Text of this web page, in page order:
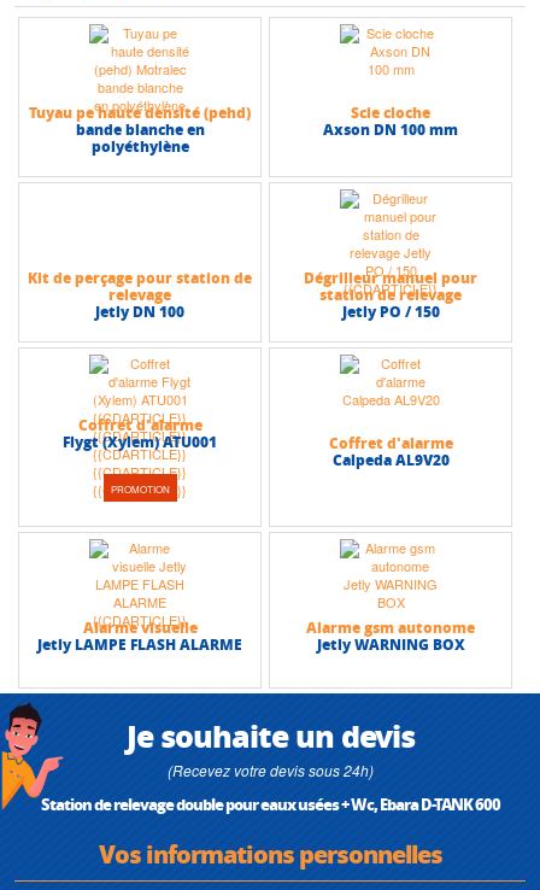
Tuyau pe haute densité (pehd)
bande blanche en
polyéthylène
Scie cloche
Axson DN 100 mm
Kit de perçage pour station de
relevage
Jetly DN 100
Dégrilleur manuel pour
station de relevage
Jetly PO / 150
PROMOTION
Coffret d'alarme
Flygt (Xylem) ATU001
Coffret d'alarme
Calpeda AL9V20
Alarme visuelle
Jetly LAMPE FLASH ALARME
Alarme gsm autonome
Jetly WARNING BOX
Je souhaite un devis
(Recevez votre devis sous 24h)
Station de relevage double pour eaux usées + Wc, Ebara D-TANK 600
Vos informations personnelles